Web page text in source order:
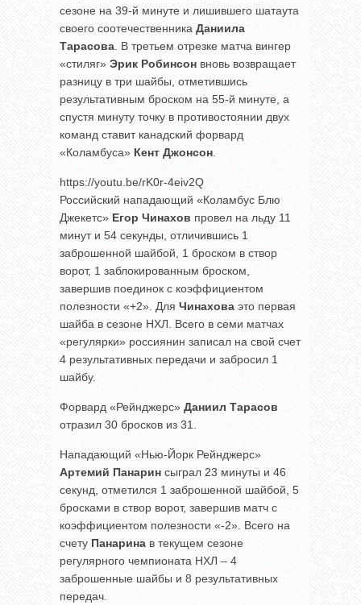
сезоне на 39-й минуте и лишившего шатаута
своего соотечественника Даниила
Тарасова . В третьем отрезке матча вингер
«стиляг» Эрик Робинсон вновь возвращает
разницу в три шайбы, отметившись
результативным броском на 55-й минуте, а
спустя минуту точку в противостоянии двух
команд ставит канадский форвард
«Коламбуса» Кент Джонсон
https://youtu.be/rK0r-4eiv2Q
Российский нападающий «Коламбус Блю
Джекетс» Егор Чинахов провел на льду 11
минут и 54 секунды, отличившись 1
заброшенной шайбой, 1 броском в створ
ворот, 1 заблокированным броском,
завершив поединок с коэффициентом
полезности «+2». Для Чинахова это первая
шайба в сезоне НХЛ. Всего в семи матчах
«регулярки» россиянин записал на свой счет
4 результативных передачи и забросил 1
шайбу.
Форвард «Рейнджерс» Даниил Тарасов
отразил 30 бросков из 31.
Нападающий «Нью-Йорк Рейнджерс»
Артемий Панарин сыграл 23 минуты и 46
секунд, отметился 1 заброшенной шайбой, 5
бросками в створ ворот, завершив матч с
коэффициентом полезности «-2». Всего на
счету Панарина в текущем сезоне
регулярного чемпионата НХЛ – 4
заброшенные шайбы и 8 результативных
передач.